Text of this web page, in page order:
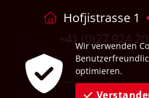
Hofjistrasse 1
+41 (0)27 924
Wir verwenden
optimieren.